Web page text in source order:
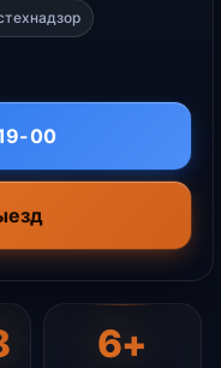
00
6+